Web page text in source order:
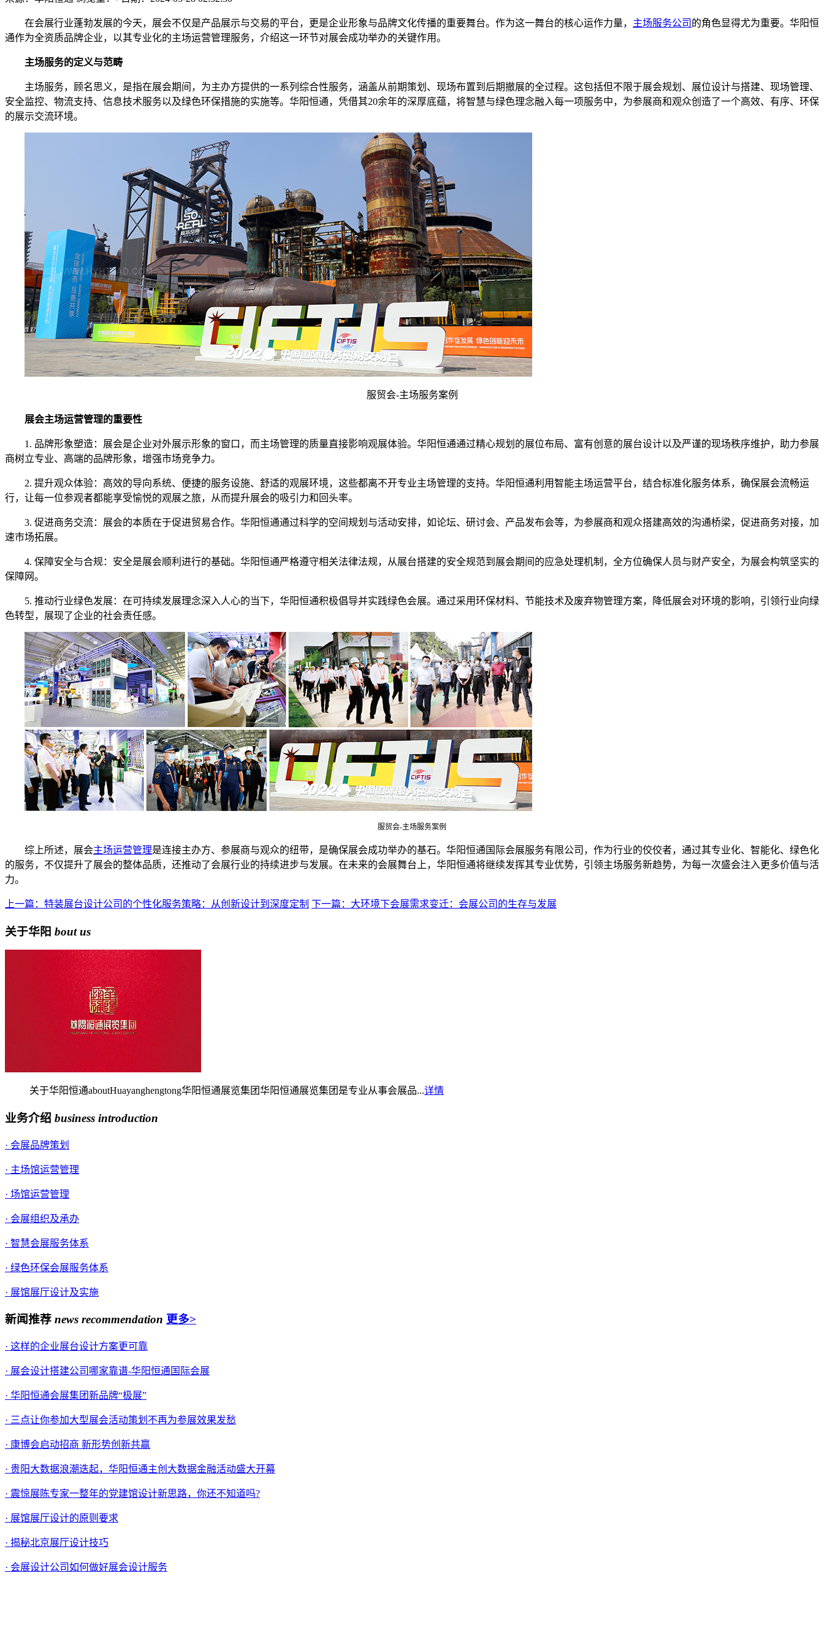
在会展行业蓬勃发展的今天，展会不仅是产品展示与交易的平台，更是企业形象与品牌文化传播的重要舞台。作为这一舞台的核心运作力量， 主场服务公司 的角色显得尤为重要。华阳恒
通作为全资质品牌企业，以其专业化的主场运营管理服务，介绍这一环节对展会成功举办的关键作用。
主场服务的定义与范畴
主场服务，顾名思义，是指在展会期间，为主办方提供的一系列综合性服务，涵盖从前期策划、现场布置到后期撤展的全过程。这包括但不限于展会规划、展位设计与搭建、现场管理、
安全监控、物流支持、信息技术服务以及绿色环保措施的实施等。华阳恒通，凭借其20余年的深厚底蕴，将智慧与绿色理念融入每一项服务中，为参展商和观众创造了一个高效、有序、环保
的展示交流环境。
服贸会-主场服务案例
展会主场运营管理的重要性
1. 品牌形象塑造：展会是企业对外展示形象的窗口，而主场管理的质量直接影响观展体验。华阳恒通通过精心规划的展位布局、富有创意的展台设计以及严谨的现场秩序维护，助力参展
商树立专业、高端的品牌形象，增强市场竞争力。
2. 提升观众体验：高效的导向系统、便捷的服务设施、舒适的观展环境，这些都离不开专业主场管理的支持。华阳恒通利用智能主场运营平台，结合标准化服务体系，确保展会流畅运
行，让每一位参观者都能享受愉悦的观展之旅，从而提升展会的吸引力和回头率。
3. 促进商务交流：展会的本质在于促进贸易合作。华阳恒通通过科学的空间规划与活动安排，如论坛、研讨会、产品发布会等，为参展商和观众搭建高效的沟通桥梁，促进商务对接，加
速市场拓展。
4. 保障安全与合规：安全是展会顺利进行的基础。华阳恒通严格遵守相关法律法规，从展台搭建的安全规范到展会期间的应急处理机制，全方位确保人员与财产安全，为展会构筑坚实的
保障网。
5. 推动行业绿色发展：在可持续发展理念深入人心的当下，华阳恒通积极倡导并实践绿色会展。通过采用环保材料、节能技术及废弃物管理方案，降低展会对环境的影响，引领行业向绿
色转型，展现了企业的社会责任感。
服贸会-主场服务案例
综上所述，展会主场运营管理是连接主办方、参展商与观众的纽带，是确保展会成功举办的基石。华阳恒通国际会展服务有限公司，作为行业的佼佼者，通过其专业化、智能化、绿色化
的服务，不仅提升了展会的整体品质，还推动了会展行业的持续进步与发展。在未来的会展舞台上，华阳恒通将继续发挥其专业优势，引领主场服务新趋势，为每一次盛会注入更多价值与活
力。
上一篇：特装展台设计公司的个性化服务策略：从创新设计到深度定制 下一篇：大环境下会展需求变迁：会展公司的生存与发展
关于华阳 bout us
关于华阳恒通aboutHuayanghengtong华阳恒通展览集团华阳恒通展览集团是专业从事会展品...详情
业务介绍 business introduction
· 会展品牌策划
· 主场馆运营管理
· 场馆运营管理
· 会展组织及承办
· 智慧会展服务体系
· 绿色环保会展服务体系
· 展馆展厅设计及实施
新闻推荐 news recommendation 更多>
· 这样的企业展台设计方案更可靠
· 展会设计搭建公司哪家靠谱-华阳恒通国际会展
· 华阳恒通会展集团新品牌“极展”
· 三点让你参加大型展会活动策划不再为参展效果发愁
· 康博会启动招商 新形势创新共赢
· 贵阳大数据浪潮迭起，华阳恒通主创大数据金融活动盛大开幕
· 震惊展陈专家一整年的党建馆设计新思路，你还不知道吗?
· 展馆展厅设计的原则要求
· 揭秘北京展厅设计技巧
· 会展设计公司如何做好展会设计服务